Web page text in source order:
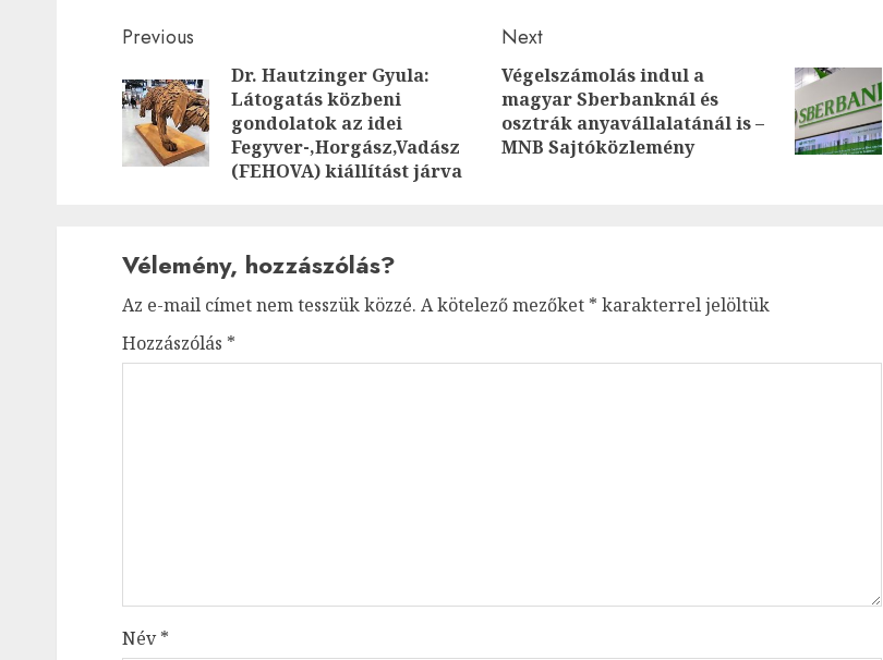
Post
navigation
Previous
Previous
post:
Dr. Hautzinger Gyula:
Látogatás közbeni
gondolatok az idei
Fegyver-,Horgász,Vadász
(FEHOVA) kiállítást járva
Next
Next
post:
Végelszámolás indul a
magyar Sberbanknál és
osztrák anyavállalatánál is –
MNB Sajtóközlemény
Vélemény, hozzászólás?
Az e-mail címet nem tesszük közzé. A kötelező mezőket * karakterrel jelöltük
Hozzászólás *
Név*